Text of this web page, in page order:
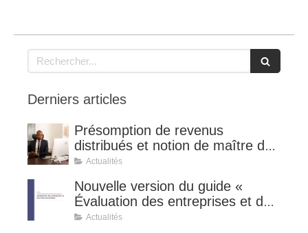
Rechercher
Derniers articles
Présomption de revenus
distribués et notion de maître de
l'affaire (CE 8 juillet 2026, n°
Actualités
Nouvelle version du guide «
Évaluation des entreprises et des
titres de sociétés ».
Actualités